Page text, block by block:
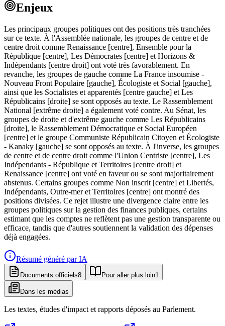
Enjeux
Les principaux groupes politiques ont des positions très tranchées
sur ce texte. À l'Assemblée nationale, les groupes de centre et de
centre droit comme Renaissance [centre], Ensemble pour la
République [centre], Les Démocrates [centre] et Horizons &
Indépendants [centre droit] ont voté très favorablement. En
revanche, les groupes de gauche comme La France insoumise -
Nouveau Front Populaire [gauche], Écologiste et Social [gauche],
ainsi que les Socialistes et apparentés [centre gauche] et Les
Républicains [droite] se sont opposés au texte. Le Rassemblement
National [extrême droite] a également voté contre. Au Sénat, les
groupes de droite et d'extrême gauche comme Les Républicains
[droite], le Rassemblement Démocratique et Social Européen
[centre] et le groupe Communiste Républicain Citoyen et Écologiste
- Kanaky [gauche] se sont opposés au texte. À l'inverse, les groupes
de centre et de centre droit comme l'Union Centriste [centre], Les
Indépendants - République et Territoires [centre droit] et
Renaissance [centre] ont voté en faveur ou se sont majoritairement
abstenus. Certains groupes comme Non inscrit [centre] et Libertés,
Indépendants, Outre-mer et Territoires [centre] ont montré des
positions divisées. Ce rejet illustre une divergence claire entre les
groupes politiques sur la gestion des finances publiques, certains
estimant que les comptes ne reflètent pas une gestion transparente ou
efficace, tandis que d'autres soutiennent la validation des dépenses
déjà engagées.
Résumé généré par IA
Documents officiels8 Pour aller plus loin1
Dans les médias
Les textes, études d'impact et rapports déposés au Parlement.